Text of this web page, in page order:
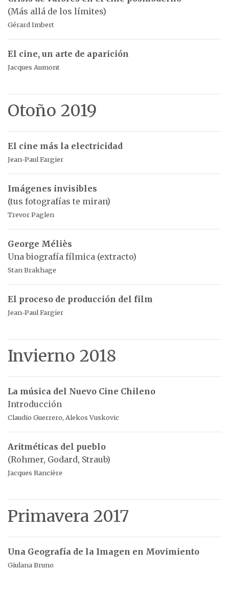
(Más allá de los límites)
Gérard Imbert
El cine, un arte de aparición
Jacques Aumont
Otoño 2019
El cine más la electricidad
Jean-Paul Fargier
Imágenes invisibles
(tus fotografías te miran)
Trevor Paglen
George Méliès
Una biografía fílmica (extracto)
Stan Brakhage
El proceso de producción del film
Jean-Paul Fargier
Invierno 2018
La música del Nuevo Cine Chileno
Introducción
Claudio Guerrero, Alekos Vuskovic
Aritméticas del pueblo
(Rohmer, Godard, Straub)
Jacques Rancière
Primavera 2017
Una Geografía de la Imagen en Movimiento
Giulana Bruno